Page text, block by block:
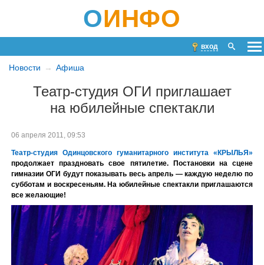
ОИНФО
вход
Новости Афиша
Театр-студия ОГИ приглашает
на юбилейные спектакли
06 апреля 2011, 09:53
Театр-студия Одинцовского гуманитарного института «КРЫЛЬЯ»
продолжает праздновать свое пятилетие. Постановки на сцене
гимназии ОГИ будут показывать весь апрель — каждую неделю по
субботам и воскресеньям. На юбилейные спектакли приглашаются
все желающие!